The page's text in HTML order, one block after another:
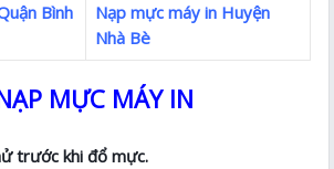
Bình
Nạp mực máy in Huyện
Nhà Bè
MỰC MÁY IN
trước khi đổ mực.